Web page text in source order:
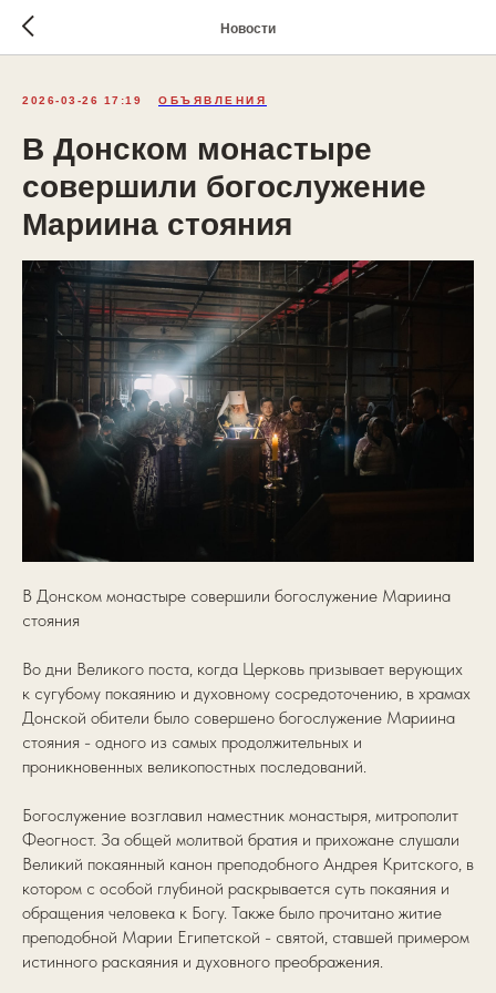
Новости
2026-03-26 17:19 ОБЪЯВЛЕНИЯ
В Донском монастыре
совершили богослужение
Мариина стояния
В Донском монастыре совершили богослужение Мариина
стояния
Во дни Великого поста, когда Церковь призывает верующих
к сугубому покаянию и духовному сосредоточению, в храмах
Донской обители было совершено богослужение Мариина
стояния - одного из самых продолжительных и
проникновенных великопостных последований.
Богослужение возглавил наместник монастыря, митрополит
Феогност. За общей молитвой братия и прихожане слушали
Великий покаянный канон преподобного Андрея Критского, в
котором с особой глубиной раскрывается суть покаяния и
обращения человека к Богу. Также было прочитано житие
преподобной Марии Египетской - святой, ставшей примером
истинного раскаяния и духовного преображения.